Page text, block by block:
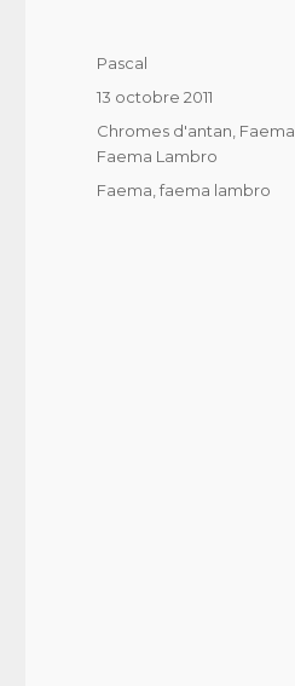
Auteur
Pascal
Publié
le
13 octobre 2011
Catégories
Chromes d'antan Faema
Faema Lambro
Étiquettes
Faema ,faema lambro